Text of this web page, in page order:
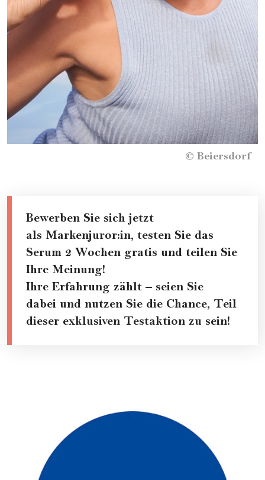
© Beiersdorf
Bewerben Sie sich jetzt
als Markenjuror:in, testen Sie das
Serum 2 Wochen gratis und teilen Sie
Ihre Meinung!
Ihre Erfahrung zählt – seien Sie
dabei und nutzen Sie die Chance, Teil
dieser exklusiven Testaktion zu sein!